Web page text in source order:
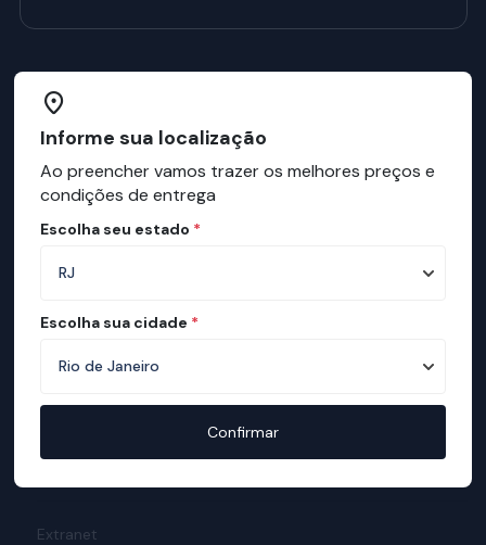
Institucional
Sobre a ortobom
Mapa de Lojas
Ortobom na Mídia
Manual do Sono
Responsabilidade Social
Prêmios
Política de Promoções
Extranet
Informe sua localização
Ao preencher vamos trazer os melhores preços e
condições de entrega
Escolha seu estado *
Escolha sua cidade *
Confirmar